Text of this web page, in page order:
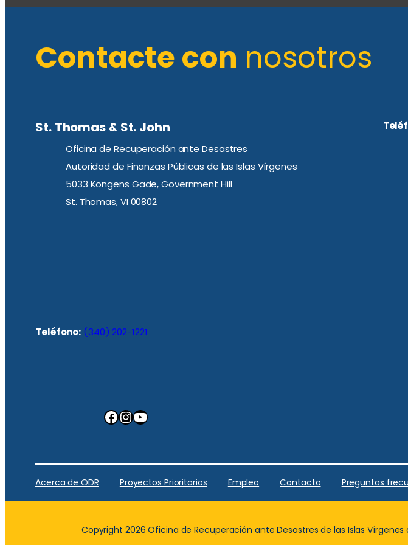
Contacte con nosotros
St. Thomas & St. John
Oficina de Recuperación ante Desastres
Autoridad de Finanzas Públicas de las Islas Vírgenes
5033 Kongens Gade, Government Hill
St. Thomas, VI 00802
Teléfono: (340) 202-1221
Facebook InstagramYouTube
Acerca de ODR Proyectos Prioritarios Empleo Contacto Preguntas
Copyright 2026 Oficina de Recuperación ante Desastres de las Islas Vírgenes